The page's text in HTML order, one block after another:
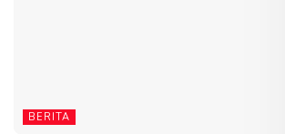
BERITA